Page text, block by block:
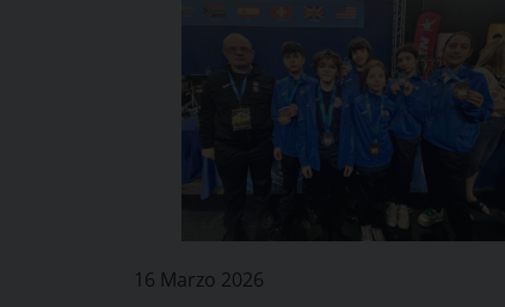
16 Marzo 2026